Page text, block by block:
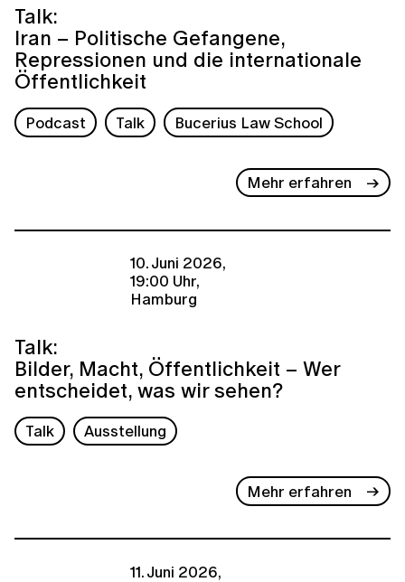
Talk:
Iran – Politische Gefangene,
Repressionen und die internationale
Öffentlichkeit
Podcast Talk Bucerius Law School
Mehr erfahren
10. Juni 2026,
19:00 Uhr,
Hamburg
Talk:
Bilder, Macht, Öffentlichkeit – Wer
entscheidet, was wir sehen?
Talk Ausstellung
Mehr erfahren
11. Juni 2026,